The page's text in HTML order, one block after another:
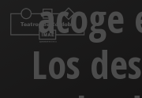
acoge
Los